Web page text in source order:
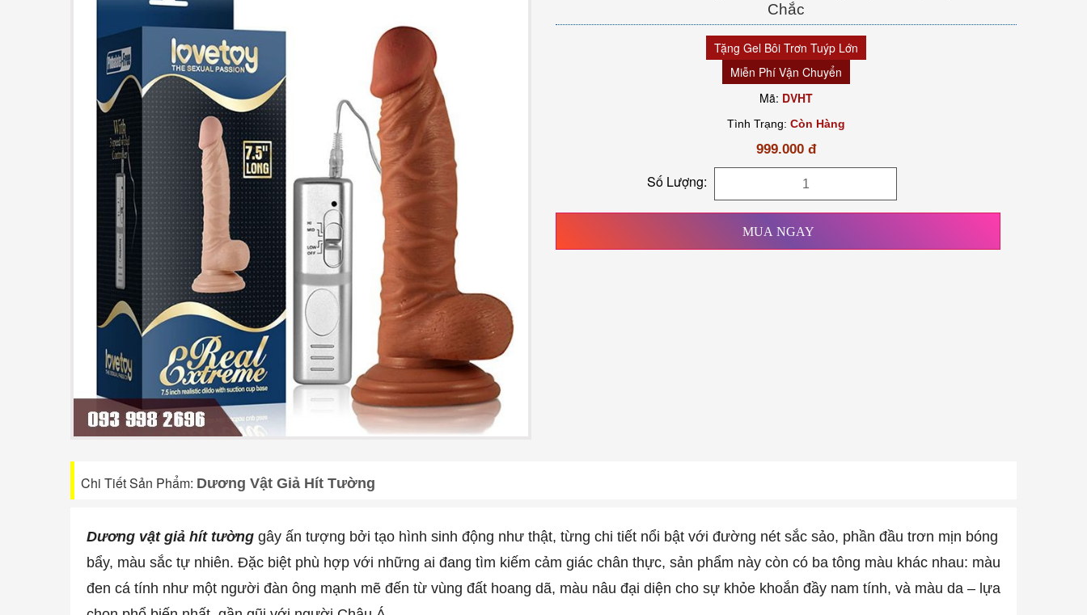
Chắc
Tặng Gel Bôi Trơn Tuýp Lớn
Miễn Phí Vận Chuyển
Mã: DVHT
Tình Trạng: Còn Hàng
999.000 đ
Số Lượng:
MUA NGAY
Chi Tiết Sản Phẩm: Dương Vật Giả Hít Tường
Dương vật giả hít tường gây ấn tượng bởi tạo hình sinh động như thật, từng chi tiết nổi bật với đường nét sắc sảo, phần đầu trơn mịn bóng
bẩy, màu sắc tự nhiên. Đặc biệt phù hợp với những ai đang tìm kiếm cảm giác chân thực, sản phẩm này còn có ba tông màu khác nhau: màu
đen cá tính như một người đàn ông mạnh mẽ đến từ vùng đất hoang dã, màu nâu đại diện cho sự khỏe khoắn đầy nam tính, và màu da – lựa